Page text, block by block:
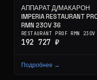
АППАРАТ Д/МАКАРОН
IMPERIA RESTAURANT
RMN 230V 36
RESTAURANT PROF RMN 230V
192 727 ₽
Подробнее →